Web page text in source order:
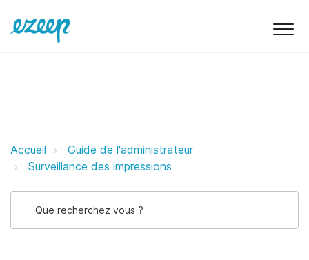
Suivi et rapports ezeep Support
Accueil
Guide de l'administrateur
Surveillance des impressions